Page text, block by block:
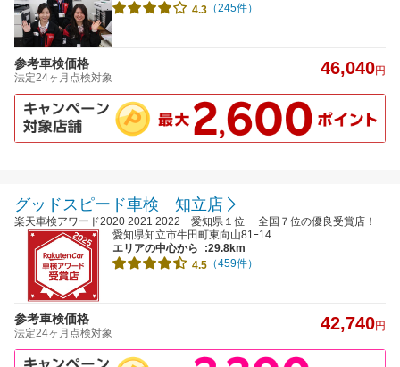
4.3 （245件）
参考車検価格
法定24ヶ月点検対象 46,040円
グッドスピード車検 知立店
楽天車検アワード2020 2021 2022 愛知県１位 全国７位の優良受賞店！
愛知県知立市牛田町東向山81ｰ14
エリアの中心から
:29.8km
4.5 （459件）
参考車検価格
法定24ヶ月点検対象 42,740円